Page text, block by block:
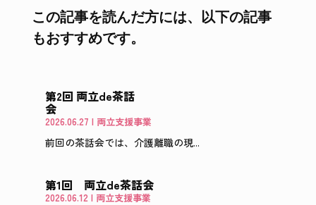
この記事を読んだ方には、以下の記事
もおすすめです。
第2回 両立de茶話
会
2026.06.27 | 両立支援事業
前回の茶話会では、介護離職の現...
第1回 両立de茶話会
2026.06.12 | 両立支援事業